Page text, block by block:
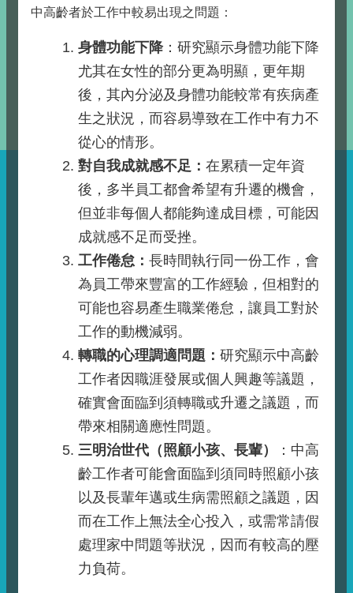
中高齡者於工作中較易出現之問題：
身體功能下降：研究顯示身體功能下降
尤其在女性的部分更為明顯，更年期
後，其內分泌及身體功能較常有疾病產
生之狀況，而容易導致在工作中有力不
從心的情形。
對自我成就感不足： 在累積一定年資
後，多半員工都會希望有升遷的機會，
但並非每個人都能夠達成目標，可能因
成就感不足而受挫。
工作倦怠： 長時間執行同一份工作，會
為員工帶來豐富的工作經驗，但相對的
可能也容易產生職業倦怠，讓員工對於
工作的動機減弱。
轉職的心理調適問題： 研究顯示中高齡
工作者因職涯發展或個人興趣等議題，
確實會面臨到須轉職或升遷之議題，而
帶來相關適應性問題。
三明治世代（照顧小孩、長輩）
：中高
齡工作者可能會面臨到須同時照顧小孩
以及長輩年邁或生病需照顧之議題，因
而在工作上無法全心投入，或需常請假
處理家中問題等狀況，因而有較高的壓
力負荷。